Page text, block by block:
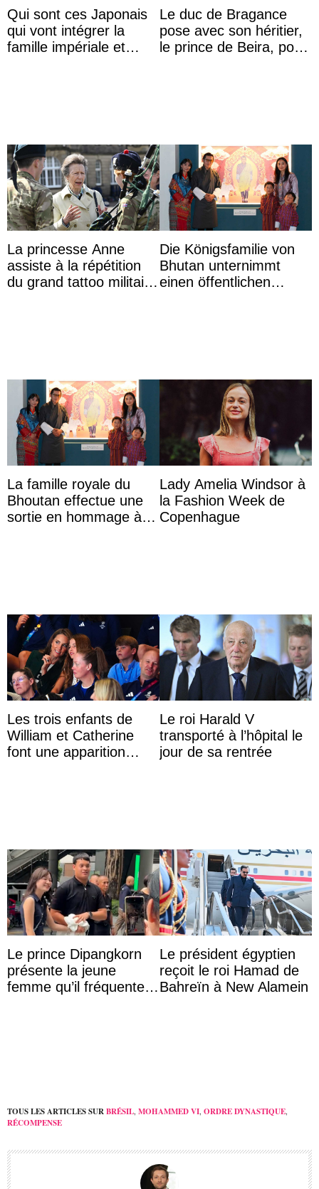
Qui sont ces Japonais
qui vont intégrer la
famille impériale et
Le duc de Bragance
pose avec son héritier,
le prince de Beira, pour
La princesse Anne
assiste à la répétition
du grand tattoo militaire
Die Königsfamilie von
Bhutan unternimmt
einen öffentlichen
La famille royale du
Bhoutan effectue une
sortie en hommage à
Lady Amelia Windsor à
la Fashion Week de
Copenhague
Les trois enfants de
William et Catherine
font une apparition
Le roi Harald V
transporté à l’hôpital le
jour de sa rentrée
Le prince Dipangkorn
présente la jeune
femme qu’il fréquente à
Le président égyptien
reçoit le roi Hamad de
Bahreïn à New Alamein
TOUS LES ARTICLES SURBRÉSIL, MOHAMMED VI, ORDRE DYNASTIQUE,
RÉCOMPENSE